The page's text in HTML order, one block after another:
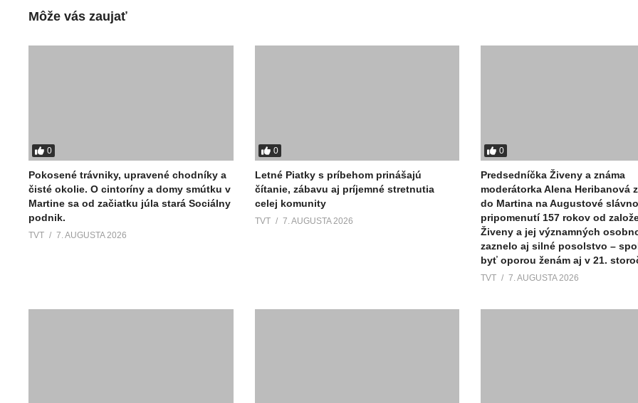
Môže vás zaujať
0
Pokosené trávniky, upravené chodníky a
čisté okolie. O cintoríny a domy smútku v
Martine sa od začiatku júla stará Sociálny
podnik.
TVT 7. AUGUSTA 2026
0
Letné Piatky s príbehom prinášajú
čítanie, zábavu aj príjemné stretnutia
celej komunity
TVT 7. AUGUSTA 2026
0
Predsedníčka Živeny a známa
moderátorka Alena Heribanová
do Martina na Augustové
pripomenutí 157 rokov od
Živeny a jej významných
zaznelo aj silné posolstvo –
byť oporou ženám aj v 21.
TVT 7. AUGUSTA 2026